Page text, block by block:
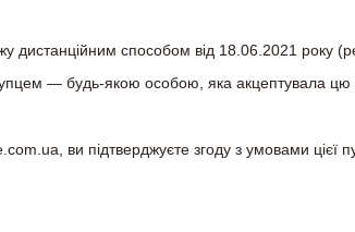
способом від 18.06.2021 року
— будь-якою особою, яка акцептувала
ви підтверджуєте згоду з умовами цієї